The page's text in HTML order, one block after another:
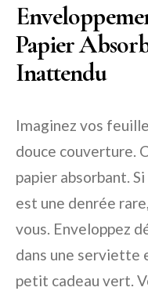
Papier
Inattendu
Imaginez vos
douce couverture.
papier absorbant.
est une denrée
vous. Enveloppez
dans une serviette
petit cadeau vert.